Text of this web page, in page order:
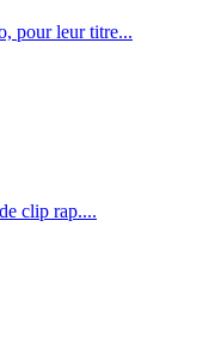
pour leur titre...
clip rap....